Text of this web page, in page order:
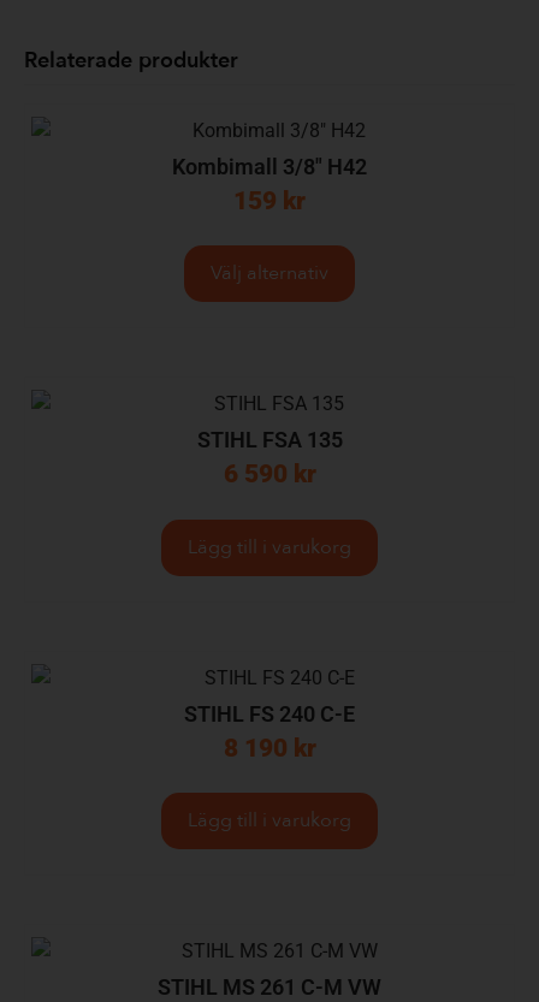
Relaterade produkter
Kombimall 3/8″ H42
159 kr
Välj alternativ
STIHL FSA 135
6 590 kr
Lägg till i varukorg
STIHL FS 240 C-E
8 190 kr
Lägg till i varukorg
STIHL MS 261 C-M VW